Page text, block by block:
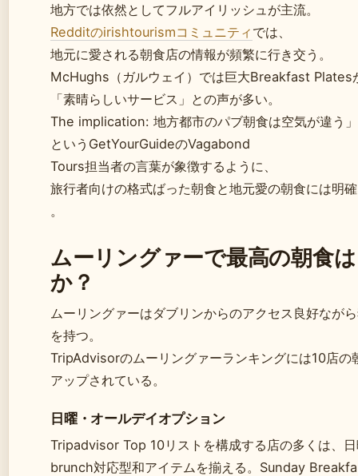
地方では依然としてフルアイリッシュが主流。
Redditのirishtourismコミュニティ では、
地元に愛される朝食店の情報が頻繁に行き交う。
McHughs（ガルウェイ）では巨大Breakfast Plates
「素晴らしいサービス」との声が多い。
The implication: 地方都市のパブ朝食は空気が違う」
というGetYourGuideのVagabond
Tours担当者の言葉が象徴するように、
旅行者向けの格式ばった朝食と地元愛の朝食には明
。
ムーリングァーで最高の朝食
か？
ムーリングァーはダブリンからのアクセス良好なが
を持つ。
TripAdvisorのムーリングァーランキングには10店の
アップされている。
日曜・オールデイオプション
Tripadvisor Top 10リストを構成する店の多くは、
brunch対応型和アイテムを揃える。Sunday